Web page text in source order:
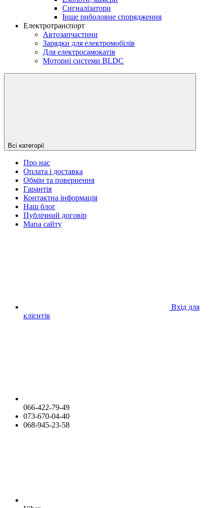
Сигналізатори
Інше риболовне спорядження
Електротранспорт
Автозапчастини
Зарядки для електромобілів
Для електросамокатів
Моторні системи BLDC
Всі категорії
Про нас
Оплата і доставка
Обмін та повернення
Гарантія
Контактна інформація
Наш блог
Публічний договір
Мапа сайту
Вхід для
клієнтів
066-422-79-49
073-670-04-40
068-945-23-58